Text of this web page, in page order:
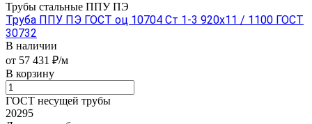
Трубы стальные ППУ ПЭ
Труба ППУ ПЭ ГОСТ оц 10704 Ст 1-3 920x11 / 1100 ГОСТ
30732
В наличии
от 57 431 ₽/м
В корзину
ГОСТ несущей трубы
20295